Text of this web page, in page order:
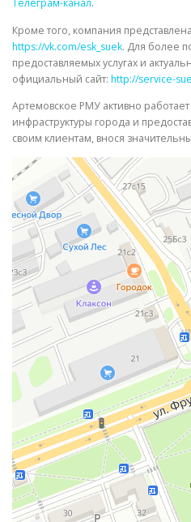
Телеграм-канал.
Кроме того, компания
https://vk.com/esk_suek. Для более
предоставляемых услугах и
официальный сайт: http://service-
Артемовское РМУ активно
инфраструктуры города и
своим клиентам, внося